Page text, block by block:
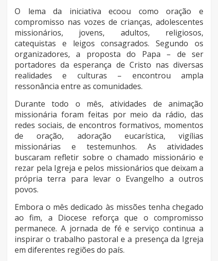
O lema da iniciativa ecoou como oração e
compromisso nas vozes de crianças, adolescentes
missionários, jovens, adultos, religiosos,
catequistas e leigos consagrados. Segundo os
organizadores, a proposta do Papa – de ser
portadores da esperança de Cristo nas diversas
realidades e culturas – encontrou ampla
ressonância entre as comunidades.
Durante todo o mês, atividades de animação
missionária foram feitas por meio da rádio, das
redes sociais, de encontros formativos, momentos
de oração, adoração eucarística, vigílias
missionárias e testemunhos. As atividades
buscaram refletir sobre o chamado missionário e
rezar pela Igreja e pelos missionários que deixam a
própria terra para levar o Evangelho a outros
povos.
Embora o mês dedicado às missões tenha chegado
ao fim, a Diocese reforça que o compromisso
permanece. A jornada de fé e serviço continua a
inspirar o trabalho pastoral e a presença da Igreja
em diferentes regiões do país.